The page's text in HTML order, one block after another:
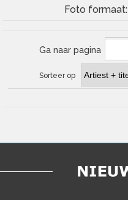
Foto formaat:
Ga naar pagina
Sorteer op